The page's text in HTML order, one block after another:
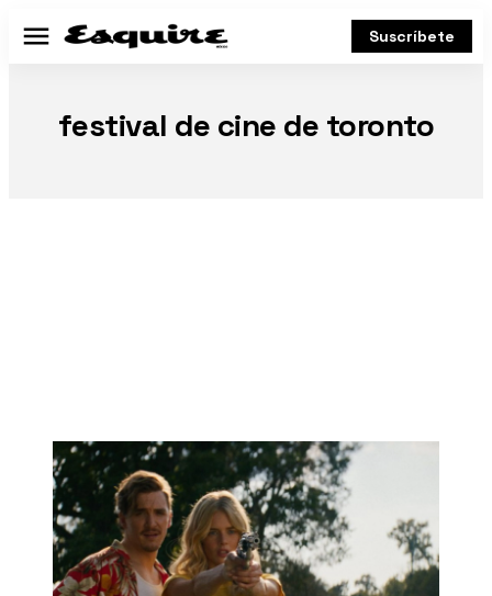
Menú Suscríbete
festival de cine de toronto